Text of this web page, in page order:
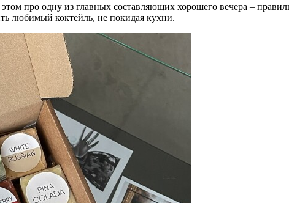
этом про одну из главных составляющих хорошего вечера –
любимый коктейль, не покидая кухни.